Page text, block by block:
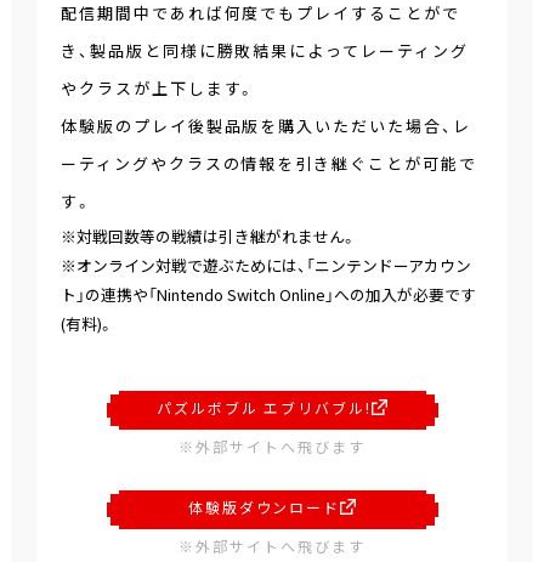
配信期間中であれば何度でもプレイすることがで
き、製品版と同様に勝敗結果によってレーティング
やクラスが上下します。
体験版のプレイ後製品版を購入いただいた場合、レ
ーティングやクラスの情報を引き継ぐことが可能で
す。
※対戦回数等の戦績は引き継がれません。
※オンライン対戦で遊ぶためには、「ニンテンドーアカウン
ト」の連携や「Nintendo Switch Online」への加入が必要です
(有料)。
パズルボブル エブリバブル!
※外部サイトへ飛びます
体験版ダウンロード
※外部サイトへ飛びます